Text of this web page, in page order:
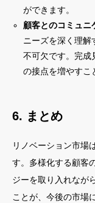
ができます。
顧客とのコミュニ
ニーズを深く理解
不可欠です。完成
の接点を増やすこ
6. まとめ
リノベーション市場
す。多様化する顧客
ジーを取り入れなが
ことが、今後の市場